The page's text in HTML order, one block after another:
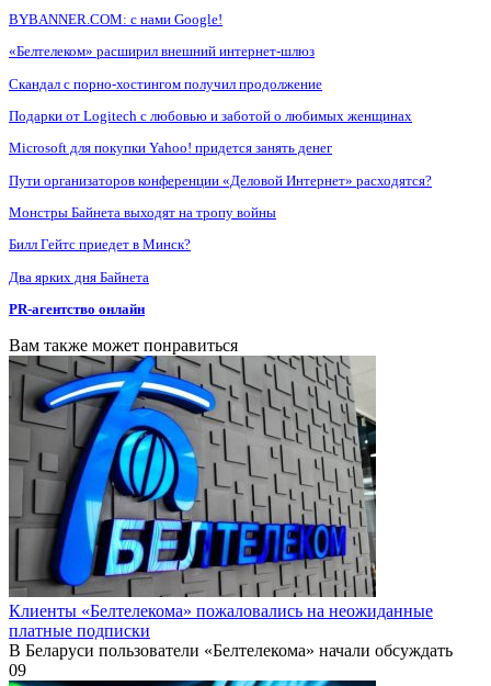
BYBANNER.COM: c нами Google!
«Белтелеком» расширил внешний интернет-шлюз
Скандал с порно-хостингом получил продолжение
Подарки от Logitech с любовью и заботой о любимых женщинах
Microsoft для покупки Yahoo! придется занять денег
Пути организаторов конференции «Деловой Интернет» расходятся?
Монстры Байнета выходят на тропу войны
Билл Гейтс приедет в Минск?
Два ярких дня Байнета
PR-агентство онлайн
Вам также может понравиться
Клиенты «Белтелекома» пожаловались на неожиданные
платные подписки
В Беларуси пользователи «Белтелекома» начали обсуждать
09